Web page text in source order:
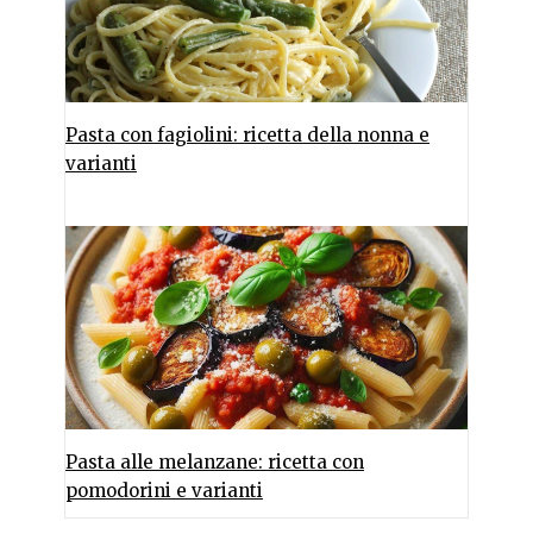
Pasta con fagiolini: ricetta della nonna e
varianti
Pasta alle melanzane: ricetta con
pomodorini e varianti